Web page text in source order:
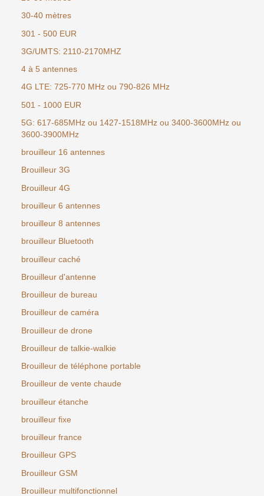
30-40 mètres
301 - 500 EUR
3G/UMTS: 2110-2170MHZ
4 à 5 antennes
4G LTE: 725-770 MHz ou 790-826 MHz
501 - 1000 EUR
5G: 617-685MHz ou 1427-1518MHz ou 3400-3600MHz ou
3600-3900MHz
brouilleur 16 antennes
Brouilleur 3G
Brouilleur 4G
brouilleur 6 antennes
brouilleur 8 antennes
brouilleur Bluetooth
brouilleur caché
Brouilleur d'antenne
Brouilleur de bureau
Brouilleur de caméra
Brouilleur de drone
Brouilleur de talkie-walkie
Brouilleur de téléphone portable
Brouilleur de vente chaude
brouilleur étanche
brouilleur fixe
brouilleur france
Brouilleur GPS
Brouilleur GSM
Brouilleur multifonctionnel